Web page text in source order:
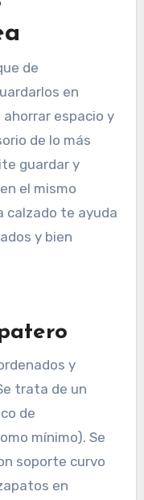
de
en
espacio y
de lo más
guardar y
el mismo
calzado te ayuda
y bien
y
trata de un
de
mínimo). Se
soporte curvo
en